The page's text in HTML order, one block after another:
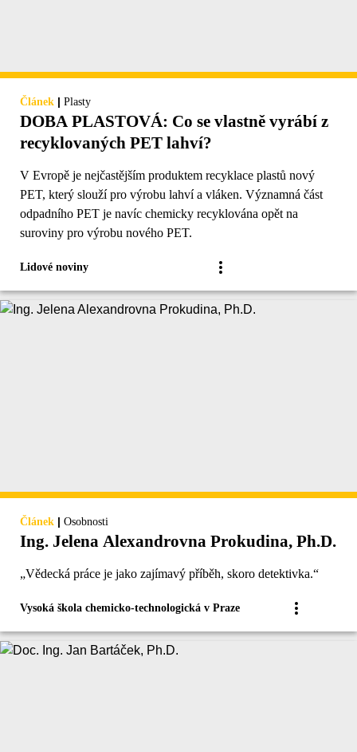
Článek | Plasty
DOBA PLASTOVÁ: Co se vlastně vyrábí z
recyklovaných PET lahví?
V Evropě je nejčastějším produktem recyklace plastů nový
PET, který slouží pro výrobu lahví a vláken. Významná část
odpadního PET je navíc chemicky recyklována opět na
suroviny pro výrobu nového PET.
Lidové noviny
Článek | Osobnosti
Ing. Jelena Alexandrovna Prokudina, Ph.D.
„Vědecká práce je jako zajímavý příběh, skoro detektivka.“
Vysoká škola chemicko-technologická v Praze